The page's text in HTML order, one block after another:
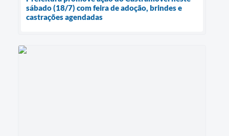
sábado (18/7) com feira de adoção, brindes e
castrações agendadas